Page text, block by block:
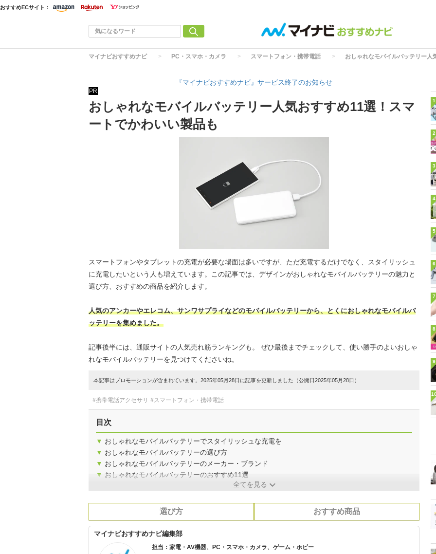
おすすめECサイト：
マイナビおすすめナビ PC・スマホ・カメラ スマートフォン・携帯電話 おしゃれなモバイルバッテリー人
『マイナビおすすめナビ』サービス終了のお知らせ
PR
おしゃれなモバイルバッテリー人気おすすめ11選！スマ
ートでかわいい製品も
スマートフォンやタブレットの充電が必要な場面は多いですが、ただ充電するだけでなく、スタイリッシュ
に充電したいという人も増えています。この記事では、デザインがおしゃれなモバイルバッテリーの魅力と
選び方、おすすめの商品を紹介します。
人気のアンカーやエレコム、サンワサプライなどのモバイルバッテリーから、とくにおしゃれなモバイルバ
ッテリーを集めました。
記事後半には、通販サイトの人気売れ筋ランキングも。 ぜひ最後までチェックして、使い勝手のよいおしゃ
れなモバイルバッテリーを見つけてくださいね。
本記事はプロモーションが含まれています。2025年05月28日に記事を更新しました（公開日2025年05月28日）
#携帯電話アクセサリ #スマートフォン・携帯電話
目次
▼ おしゃれなモバイルバッテリーでスタイリッシュな充電を
▼ おしゃれなモバイルバッテリーの選び方
▼ おしゃれなモバイルバッテリーのメーカー・ブランド
▼ おしゃれなモバイルバッテリーのおすすめ11選
全てを見る
選び方 おすすめ商品
マイナビおすすめナビ編集部
担当：家電・AV機器、PC・スマホ・カメラ、ゲーム・ホビー
1
2
3
4
5
6
7
8
9